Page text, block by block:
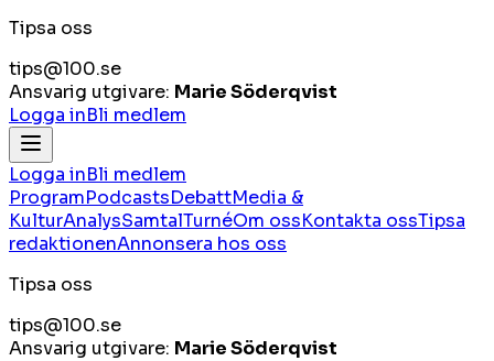
Tipsa oss
tips@100.se
Ansvarig utgivare: Marie Söderqvist
Logga inBli medlem
Logga inBli medlem
ProgramPodcastsDebattMedia &
KulturAnalysSamtalTurnéOm ossKontakta ossTipsa
redaktionenAnnonsera hos oss
Tipsa oss
tips@100.se
Ansvarig utgivare: Marie Söderqvist